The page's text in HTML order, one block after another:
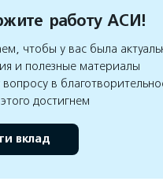
работу АСИ!
чтобы у вас была
и полезные материалы
в
достигнем
вклад